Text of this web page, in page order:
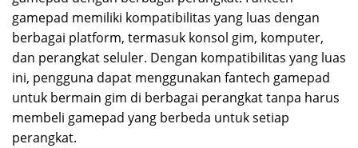
gamepad memiliki kompatibilitas yang luas dengan
berbagai platform, termasuk konsol gim, komputer,
dan perangkat seluler. Dengan kompatibilitas yang luas
ini, pengguna dapat menggunakan fantech gamepad
untuk bermain gim di berbagai perangkat tanpa harus
membeli gamepad yang berbeda untuk setiap
perangkat.